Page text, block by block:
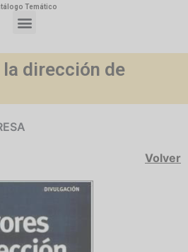
Temático
dirección de
Volver